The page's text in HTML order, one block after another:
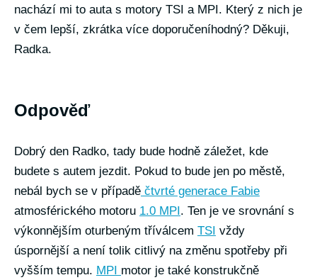
nachází mi to auta s motory TSI a MPI. Který z nich je
v čem lepší, zkrátka více doporučeníhodný? Děkuji,
Radka.
Odpověď
Dobrý den Radko, tady bude hodně záležet, kde
budete s autem jezdit. Pokud to bude jen po městě,
nebál bych se v případě čtvrté generace Fabie
atmosférického motoru 1.0 MPI. Ten je ve srovnání s
výkonnějším oturbeným tříválcem TSI vždy
úspornější a není tolik citlivý na změnu spotřeby při
vyšším tempu. MPI motor je také konstrukčně